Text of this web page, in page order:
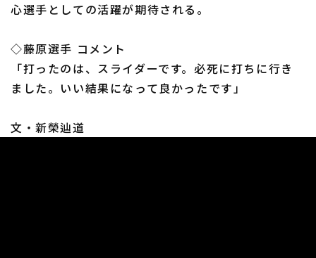
利用規約 プライバシーポリシー
運営会社（別ウィンドウで開く）
心選手としての活躍が期待される。
◇藤原選手 コメント
「打ったのは、スライダーです。必死に打ちに行き
ました。いい結果になって良かったです」
文・新榮辿道